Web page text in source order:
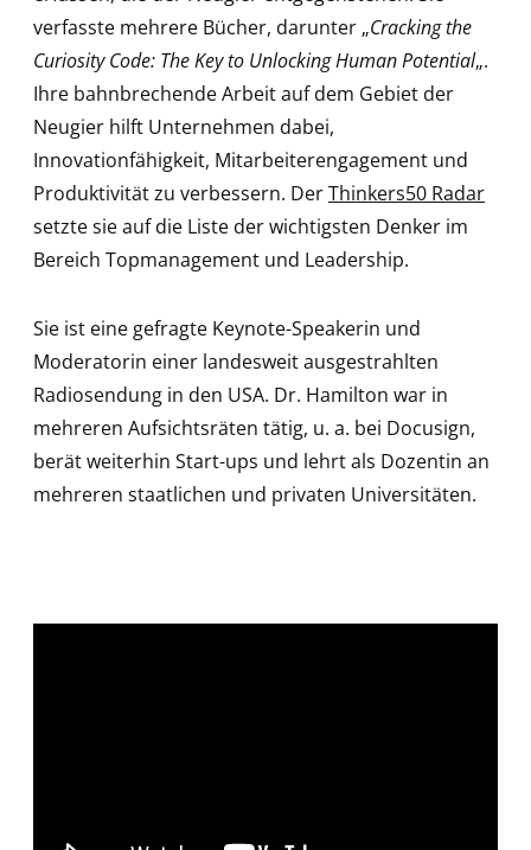
verfasste mehrere Bücher, darunter „Cracking the
Curiosity Code: The Key to Unlocking Human Potential„.
Ihre bahnbrechende Arbeit auf dem Gebiet der
Neugier hilft Unternehmen dabei,
Innovationfähigkeit, Mitarbeiterengagement und
Produktivität zu verbessern. DerThinkers50 Radar
setzte sie auf die Liste der wichtigsten Denker im
Bereich Topmanagement und Leadership.
Sie ist eine gefragte Keynote-Speakerin und
Moderatorin einer landesweit ausgestrahlten
Radiosendung in den USA. Dr. Hamilton war in
mehreren Aufsichtsräten tätig, u. a. bei Docusign,
berät weiterhin Start-ups und lehrt als Dozentin an
mehreren staatlichen und privaten Universitäten.